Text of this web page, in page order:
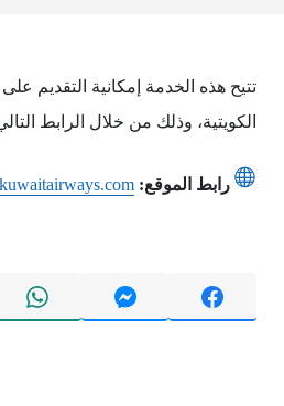
تتيح هذه الخدمة إمكانية التقديم
الكويتية، وذلك من خلال الرابط
رابط الموقع: